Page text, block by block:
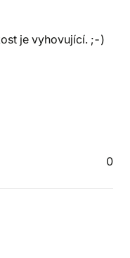
je vyhovující. ;-)
0